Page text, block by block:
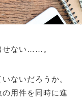
せない……。
ないだろうか。
用件を同時に進